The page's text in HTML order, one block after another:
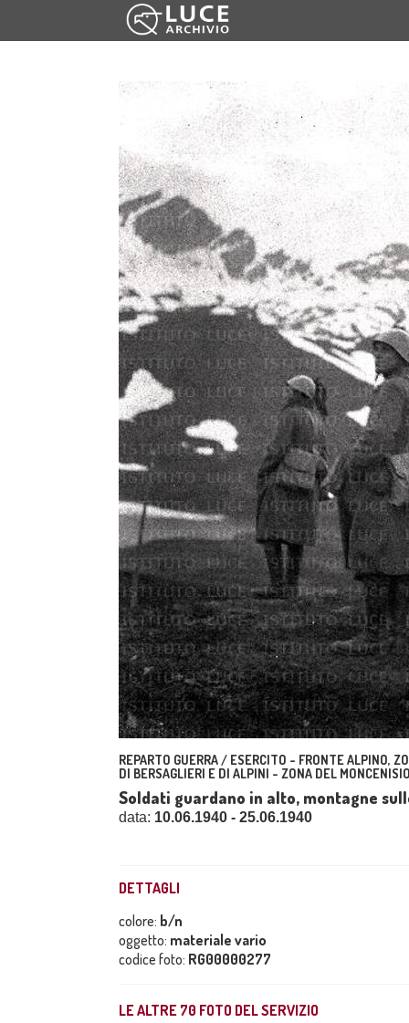
REPARTO GUERRA / ESERCITO - FRONTE ALPINO,
DI BERSAGLIERI E DI ALPINI - ZONA DEL
Soldati guardano in alto, montagne
data: 10.06.1940 - 25.06.1940
DETTAGLI
colore: b/n
oggetto: materiale vario
codice foto: RG00000277
LE ALTRE 70 FOTO DEL SERVIZIO